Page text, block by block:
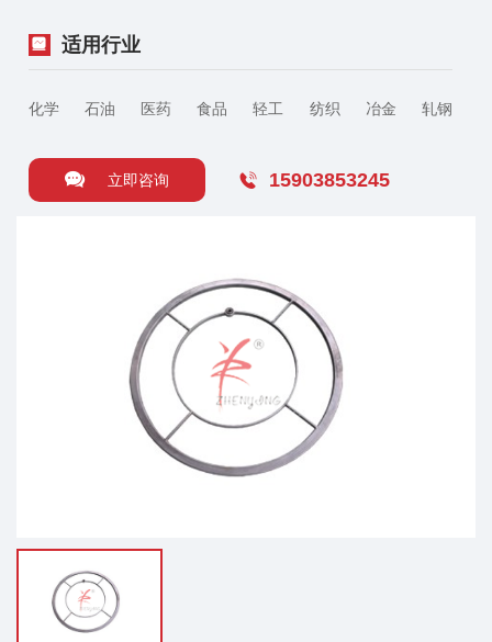
适用行业
化学 石油 医药 食品 轻工 纺织 冶金 轧钢
立即咨询 15903853245